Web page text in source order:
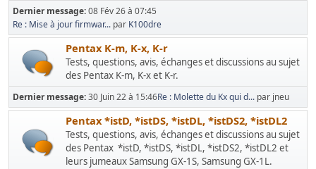
Dernier message:08 Fév 26 à 07:45
Re : Mise à jour firmwar... par K100dre
Pentax K-m, K-x, K-r
Tests, questions, avis, échanges et discussions au sujet
des Pentax K-m, K-x et K-r.
Dernier message:30 Juin 22 à 15:46Re : Molette du Kx qui d... par jneu
Pentax *istD, *istDS, *istDL, *istDS2, *istDL2
Tests, questions, avis, échanges et discussions au sujet
des Pentax *istD, *istDS, *istDL, *istDS2, *istDL2 et
leurs jumeaux Samsung GX-1S, Samsung GX-1L.